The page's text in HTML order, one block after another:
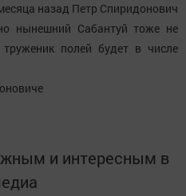
назад Петр Спиридонович
нынешний Сабантуй тоже не
полей будет в числе
и интересным в